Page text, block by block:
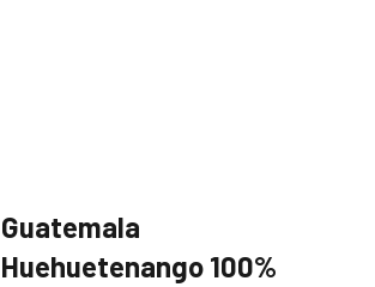
Guatemala
Huehuetenango 100%